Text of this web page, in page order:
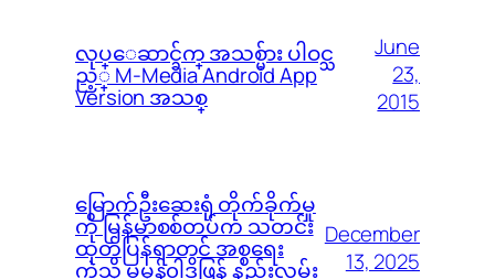
လုပ္ေဆာင္ခ်က္ အသစ္မ်ား ပါဝင္သ
ည့္ M-Media Android App
Version အသစ္
June
23,
2015
မြောက်ဦးဆေးရုံ တိုက်ခိုက်မှု
ကို မြန်မာစစ်တပ်က သတင်း
ထုတ်ပြန်ရာတွင် အစ္စရေး
ကဲ့သို့ မမှန်၀ါဒဖြန့် နည်းလမ်း
December
13, 2025